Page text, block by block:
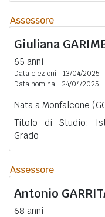
Assessore
Giuliana
65 anni
Data elezioni: 13/04/2025
Data nomina: 24/04/2025
Nata a Monfalcone
Titolo di Studio:
Grado
Assessore
Antonio
68 anni